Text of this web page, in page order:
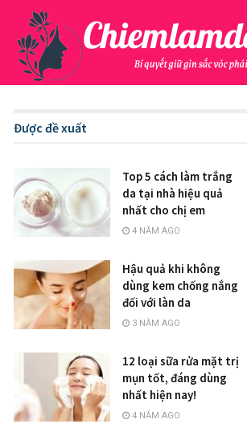
Được đề xuất
Top 5 cách làm trắng
da tại nhà hiệu quả
nhất cho chị em
4 NĂM AGO
Hậu quả khi không
dùng kem chống nắng
đối với làn da
3 NĂM AGO
12 loại sữa rửa mặt trị
mụn tốt, đáng dùng
nhất hiện nay!
4 NĂM AGO